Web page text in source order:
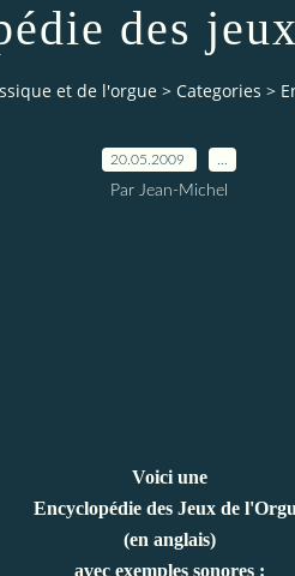
des
et de l'orgue > Categories >
20.05.2009
Par Jean-Michel
Voici une
Encyclopédie des Jeux de
(en anglais)
avec exemples sonores :